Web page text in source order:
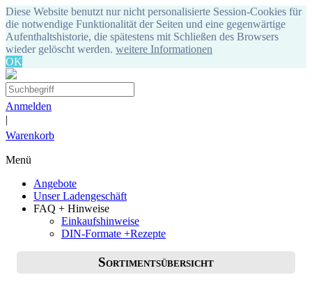
Diese Website benutzt nur nicht personalisierte Session-Cookies für
die notwendige Funktionalität der Seiten und eine gegenwärtige
Aufenthaltshistorie, die spätestens mit Schließen des Browsers
wieder gelöscht werden. weitere Informationen
OK
Anmelden
|
Warenkorb
Menü
Angebote
Unser Ladengeschäft
FAQ + Hinweise
Einkaufshinweise
DIN-Formate +Rezepte
Sortimentsübersicht